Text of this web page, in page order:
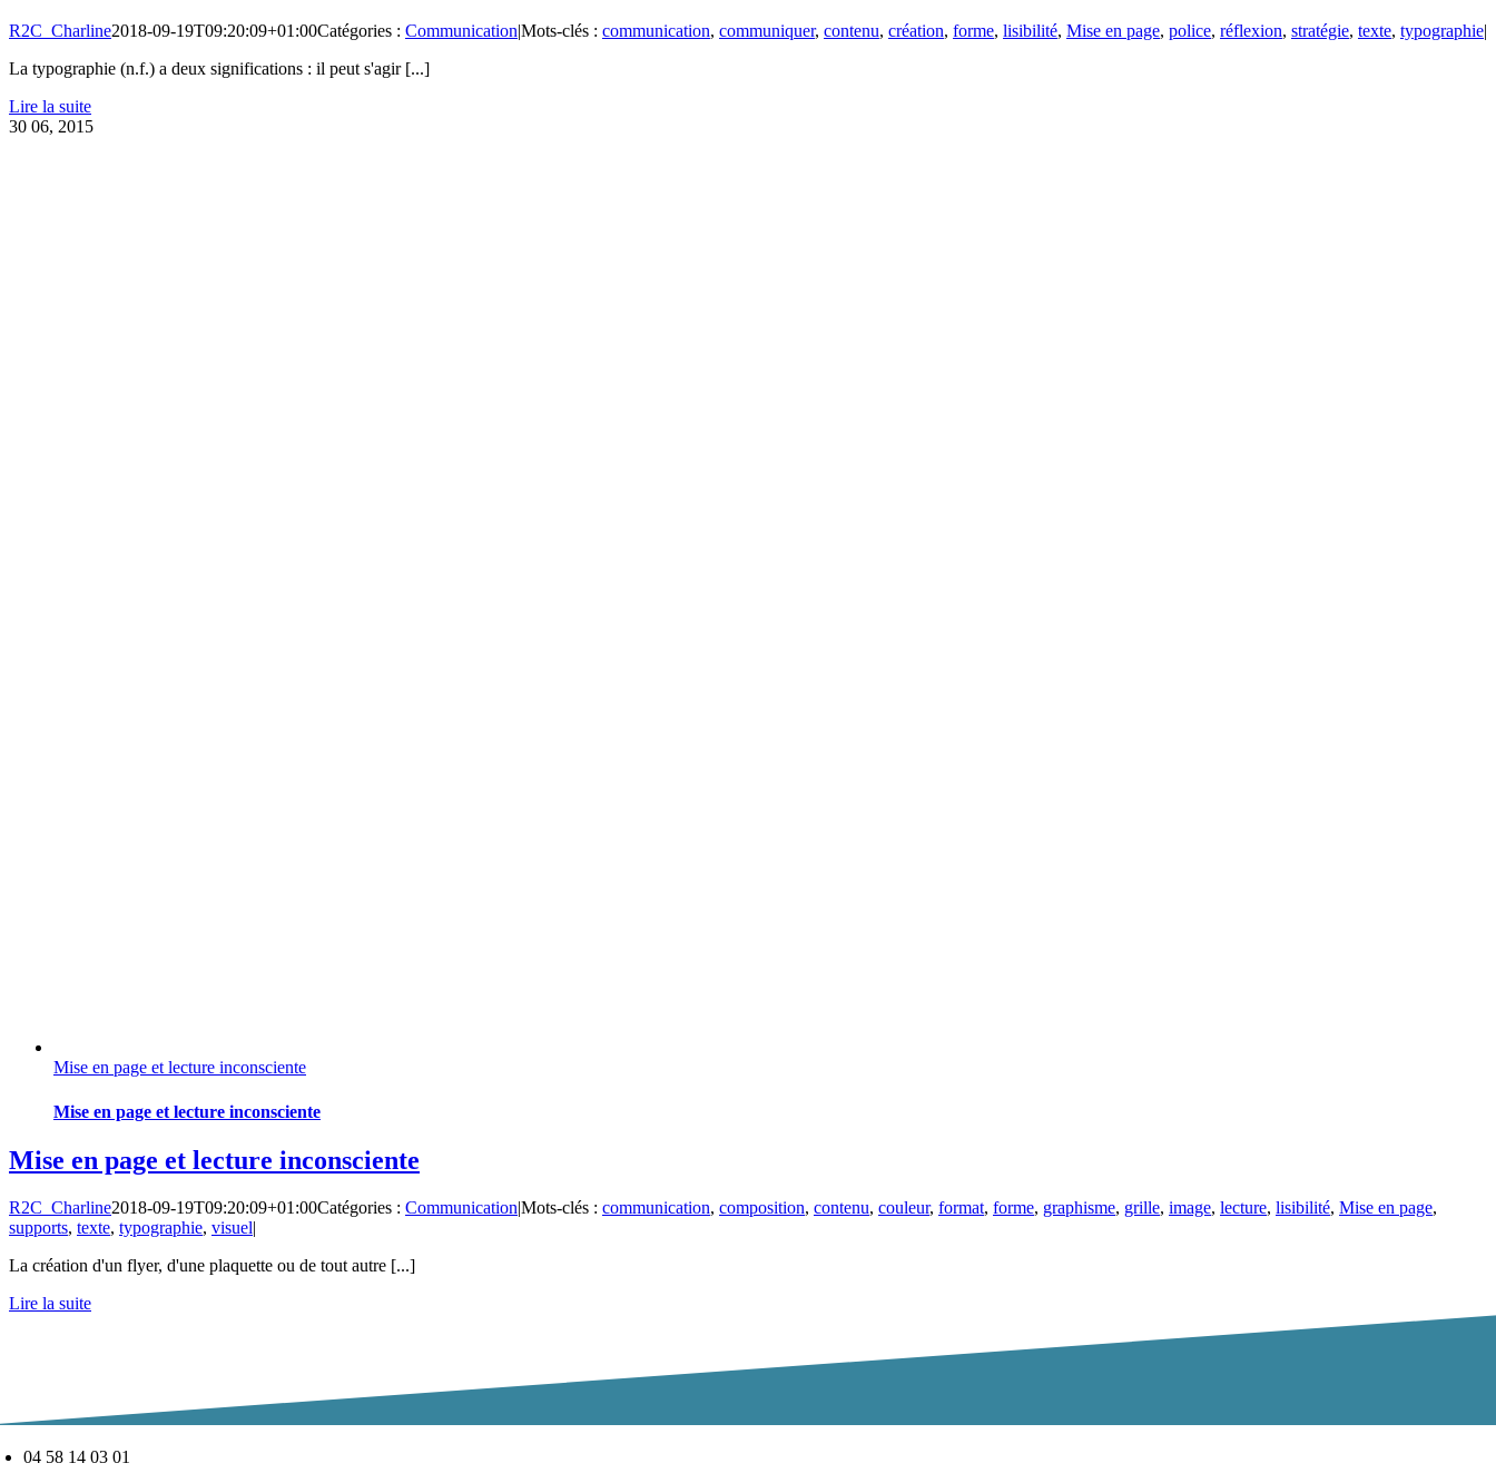
R2C_Charline2018-09-19T09:20:09+01:00Catégories : Communication|Mots-clés : communication, communiquer, contenu, création, forme, lisibilité, Mise en page, police, réflexion, stratégie, texte, typographie|
La typographie (n.f.) a deux significations : il peut s'agir [...]
Lire la suite
30 06, 2015
Mise en page et lecture inconsciente
Mise en page et lecture inconsciente
Mise en page et lecture inconsciente
R2C_Charline2018-09-19T09:20:09+01:00Catégories : Communication|Mots-clés : communication, composition, contenu, couleur, format, forme, graphisme, grille, image, lecture, lisibilité, Mise en page,
supports, texte, typographie, visuel|
La création d'un flyer, d'une plaquette ou de tout autre [...]
Lire la suite
04 58 14 03 01